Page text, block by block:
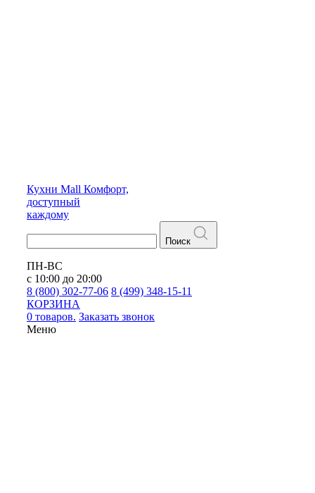
Кухни Mall Комфорт,
доступный
каждому
Поиск
ПН-ВС
с 10:00 до 20:00
8 (800) 302-77-06 8 (499) 348-15-11
КОРЗИНА
0 товаров. Заказать звонок
Меню